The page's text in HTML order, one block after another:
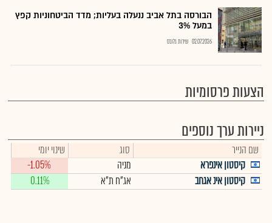
הבורסה בתל אביב ננעלה בעליות; מדד הביטחוניות קפץ
במעל 3%
02.07.2026 שירות גלובס
הצעות פרסומיות
ניירות ערך נוספים
שם הנייר סוג
שינוי יומי
קיסטון אינפרא
מניה
-1.05%
קיסטון אינ אגחב
אג"ח ת"א 0.11%